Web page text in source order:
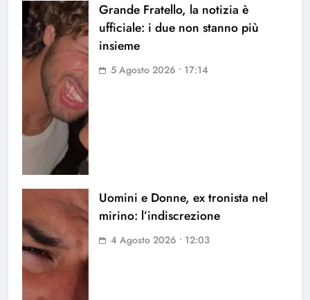
Grande Fratello, la notizia è
ufficiale: i due non stanno più
insieme
5 Agosto 2026 • 17:14
Uomini e Donne, ex tronista nel
mirino: l’indiscrezione
4 Agosto 2026 • 12:03